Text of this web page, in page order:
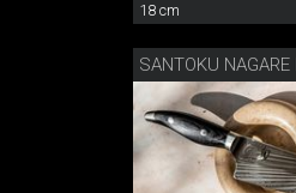
18 cm
SANTOKU NAGARE